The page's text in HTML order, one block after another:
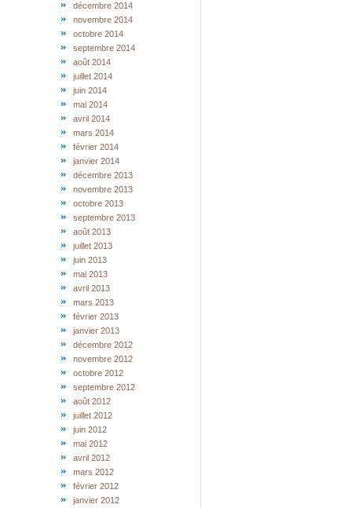
décembre 2014
novembre 2014
octobre 2014
septembre 2014
août 2014
juillet 2014
juin 2014
mai 2014
avril 2014
mars 2014
février 2014
janvier 2014
décembre 2013
novembre 2013
octobre 2013
septembre 2013
août 2013
juillet 2013
juin 2013
mai 2013
avril 2013
mars 2013
février 2013
janvier 2013
décembre 2012
novembre 2012
octobre 2012
septembre 2012
août 2012
juillet 2012
juin 2012
mai 2012
avril 2012
mars 2012
février 2012
janvier 2012